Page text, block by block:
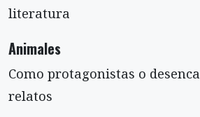
literatura
Animales
Como protagonistas o
relatos